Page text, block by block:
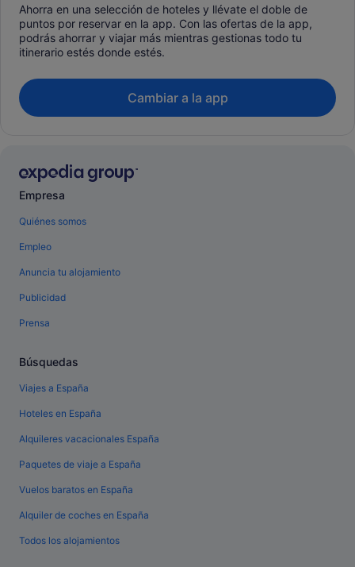
Ahorra en una selección de hoteles y llévate el doble de
puntos por reservar en la app. Con las ofertas de la app,
podrás ahorrar y viajar más mientras gestionas todo tu
itinerario estés donde estés.
Cambiar a la app
Empresa
Quiénes somos
Empleo
Anuncia tu alojamiento
Publicidad
Prensa
Búsquedas
Viajes a España
Hoteles en España
Alquileres vacacionales España
Paquetes de viaje a España
Vuelos baratos en España
Alquiler de coches en España
Todos los alojamientos